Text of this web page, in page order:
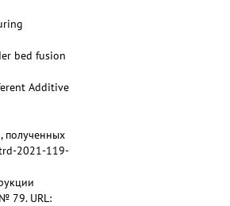
bed fusion
Additive
полученных
2021-119-
79. URL: